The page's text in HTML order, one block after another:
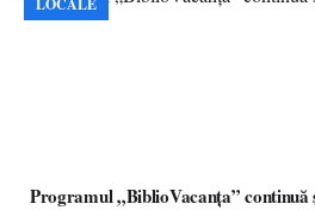
LOCALE
Programul „BiblioVacanța” continuă